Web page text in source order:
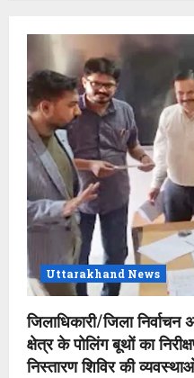
Uttarakhand News
जिलाधिकारी/जिला
क्षेत्र के पोलिंग बूथों का
निस्तारण शिविर की